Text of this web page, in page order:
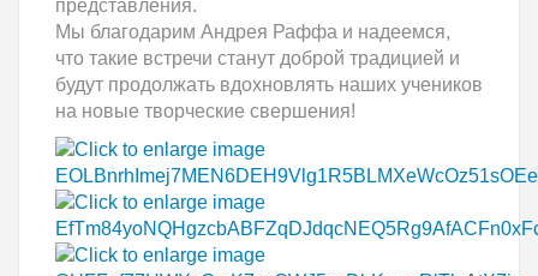
представления.
Мы благодарим Андрея Раффа и надеемся,
что такие встречи станут доброй традицией и
будут продолжать вдохновлять наших учеников
на новые творческие свершения!